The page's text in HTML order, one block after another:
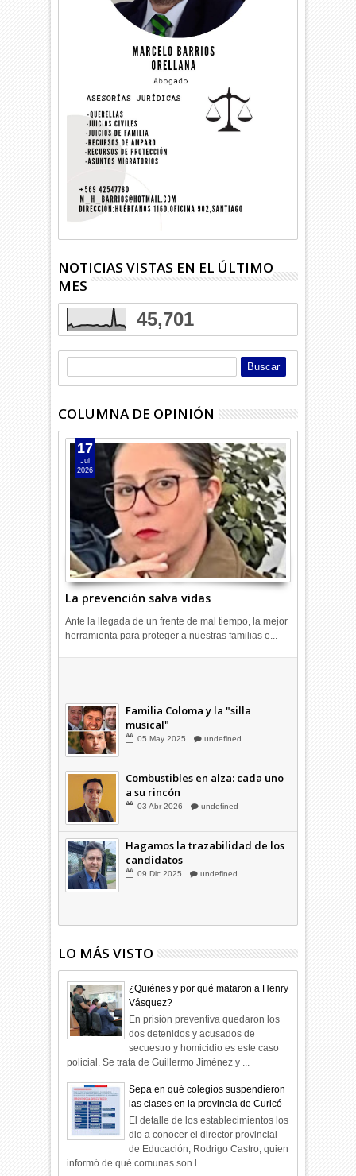
NOTICIAS VISTAS EN EL ÚLTIMO
MES
45,701
COLUMNA DE OPINIÓN
La prevención salva vidas
17
Jul
2026
Ante la llegada de un frente de mal tiempo, la mejor
herramienta para proteger a nuestras familias e...
Familia Coloma y la "silla
05 May 2025 undefined
Combustibles en alza: cada uno
03Abr 2026 undefined
Hagamos la trazabilidad de los
09 Dic 2025 undefined
LO MÁS VISTO
¿Quiénes y por qué mataron a Henry
Vásquez?
En prisión preventiva quedaron los
dos detenidos y acusados de
secuestro y homicidio es este caso
policial. Se trata de Guillermo Jiménez y ...
Sepa en qué colegios suspendieron
las clases en la provincia de Curicó
El detalle de los establecimientos los
dio a conocer el director provincial
de Educación, Rodrigo Castro, quien
informó de qué comunas son l...